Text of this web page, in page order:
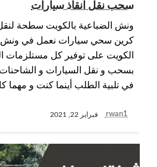
سحب نقل انقاذ سيارات
ونش الضباعية بالكويت سطحة
كرين سحي سيارات نعمل في ونش
الكويت على توفير كل مستلزمات
بسحب و نقل السيارات و
في تلبية الطلب أينما كنت و مهما
rwan1 فبراير 22, 2021